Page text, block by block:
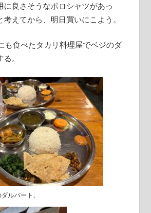
に良さそうなポロシャツがあっ
えてから、明日買いにこよう。
も食べたタカリ料理屋でベジのダ
。
ルバート。